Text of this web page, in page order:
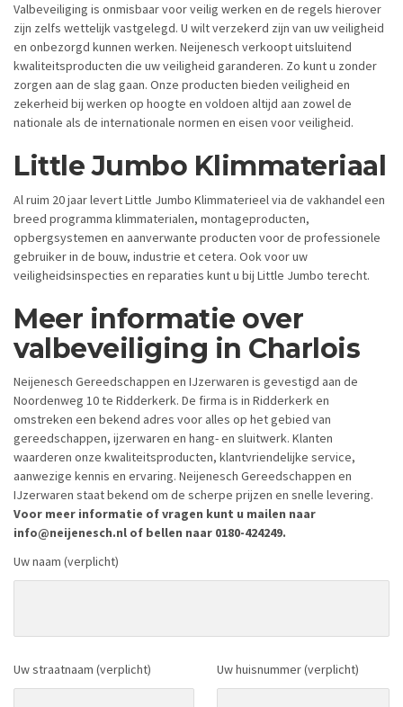
Valbeveiliging is onmisbaar voor veilig werken en de regels hierover
zijn zelfs wettelijk vastgelegd. U wilt verzekerd zijn van uw veiligheid
en onbezorgd kunnen werken. Neijenesch verkoopt uitsluitend
kwaliteitsproducten die uw veiligheid garanderen. Zo kunt u zonder
zorgen aan de slag gaan. Onze producten bieden veiligheid en
zekerheid bij werken op hoogte en voldoen altijd aan zowel de
nationale als de internationale normen en eisen voor veiligheid.
Little Jumbo Klimmateriaal
Al ruim 20 jaar levert Little Jumbo Klimmaterieel via de vakhandel een
breed programma klimmaterialen, montageproducten,
opbergsystemen en aanverwante producten voor de professionele
gebruiker in de bouw, industrie et cetera. Ook voor uw
veiligheidsinspecties en reparaties kunt u bij Little Jumbo terecht.
Meer informatie over
valbeveiliging in Charlois
Neijenesch Gereedschappen en IJzerwaren is gevestigd aan de
Noordenweg 10 te Ridderkerk. De firma is in Ridderkerk en
omstreken een bekend adres voor alles op het gebied van
gereedschappen, ijzerwaren en hang- en sluitwerk. Klanten
waarderen onze kwaliteitsproducten, klantvriendelijke service,
aanwezige kennis en ervaring. Neijenesch Gereedschappen en
IJzerwaren staat bekend om de scherpe prijzen en snelle levering.
Voor meer informatie of vragen kunt u mailen naar
info@neijenesch.nl of bellen naar 0180-424249.
Uw naam (verplicht)
Uw straatnaam (verplicht) Uw huisnummer (verplicht)